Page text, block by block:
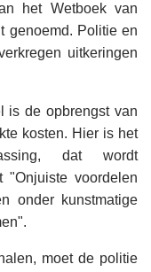
het Wetboek van
genoemd. Politie en
uitkeringen
is de opbrengst van
kosten. Hier is het
dat wordt
"Onjuiste voordelen
onder kunstmatige
moet de politie